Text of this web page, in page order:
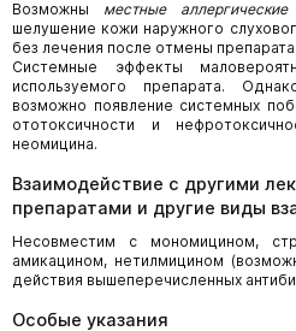
Возможны местные
шелушение кожи наружного
без лечения после отмены препарата.
Системные эффекты
используемого препарата.
возможно появление системных
ототоксичности и
неомицина.
Взаимодействие с другими
препаратами и другие виды
Несовместим с мономицином,
амикацином, нетилмицином
действия вышеперечисленных
Особые указания